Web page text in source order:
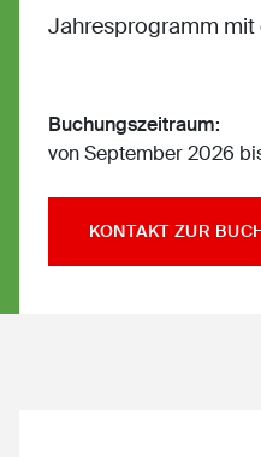
Jahresprogramm
Buchungszeitraum:
von September 2026
KONTAKT ZUR